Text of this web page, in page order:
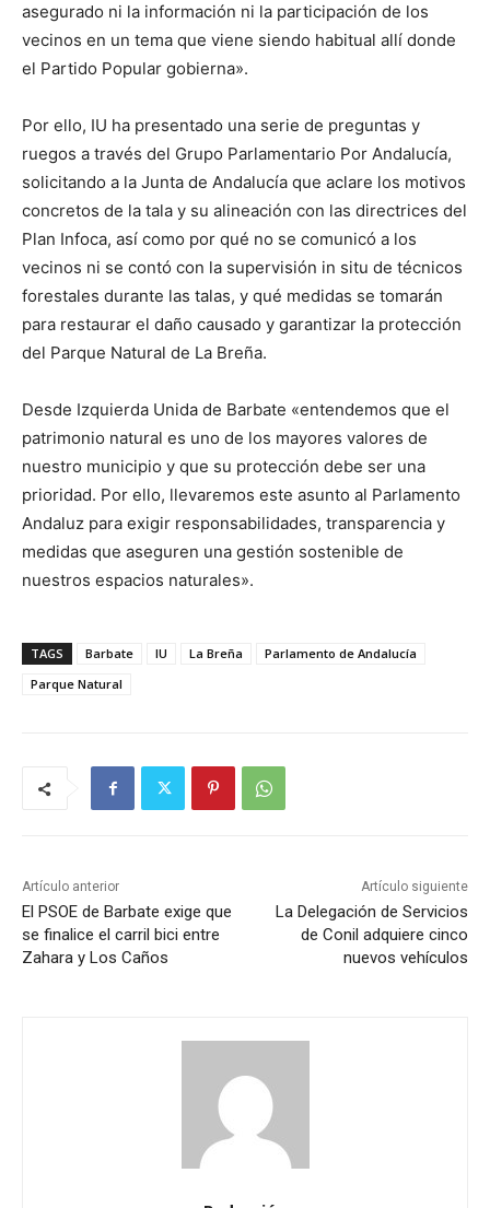
asegurado ni la información ni la participación de los
vecinos en un tema que viene siendo habitual allí donde
el Partido Popular gobierna».
Por ello, IU ha presentado una serie de preguntas y
ruegos a través del Grupo Parlamentario Por Andalucía,
solicitando a la Junta de Andalucía que aclare los motivos
concretos de la tala y su alineación con las directrices del
Plan Infoca, así como por qué no se comunicó a los
vecinos ni se contó con la supervisión in situ de técnicos
forestales durante las talas, y qué medidas se tomarán
para restaurar el daño causado y garantizar la protección
del Parque Natural de La Breña.
Desde Izquierda Unida de Barbate «entendemos que el
patrimonio natural es uno de los mayores valores de
nuestro municipio y que su protección debe ser una
prioridad. Por ello, llevaremos este asunto al Parlamento
Andaluz para exigir responsabilidades, transparencia y
medidas que aseguren una gestión sostenible de
nuestros espacios naturales».
TAGS Barbate IU La Breña
Parlamento de Andalucía
Parque Natural
Artículo anterior
El PSOE de Barbate exige que
se finalice el carril bici entre
Zahara y Los Caños
Artículo siguiente
La Delegación de Servicios
de Conil adquiere cinco
nuevos vehículos